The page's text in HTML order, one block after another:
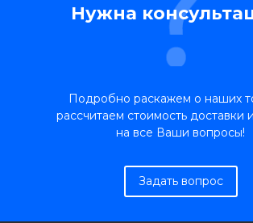
Нужна
Подробно раскажем о наших
рассчитаем стоимость доставки
на все Ваши вопросы!
Задать вопрос